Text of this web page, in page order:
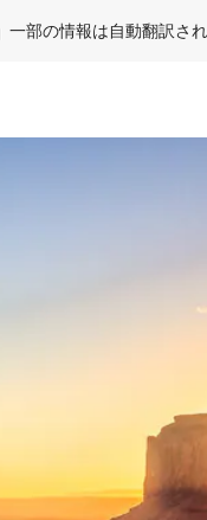
一部の情報は自動翻訳され
面をタッチまたはスワ